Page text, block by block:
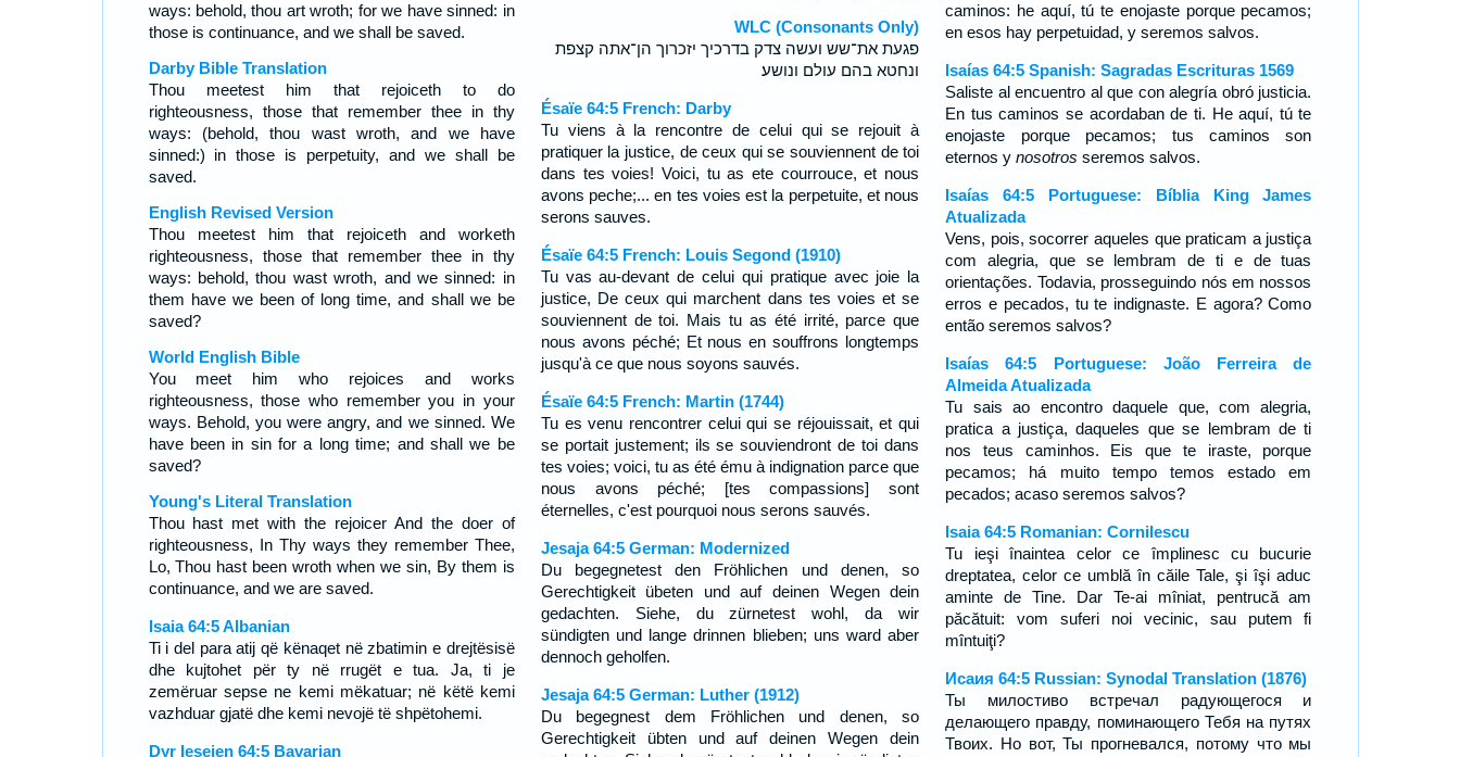
ways: behold, thou art wroth; for we have sinned: in
those is continuance, and we shall be saved.
Darby Bible Translation
Thou meetest him that rejoiceth to do
righteousness, those that remember thee in thy
ways: (behold, thou wast wroth, and we have
sinned:) in those is perpetuity, and we shall be
saved.
English Revised Version
Thou meetest him that rejoiceth and worketh
righteousness, those that remember thee in thy
ways: behold, thou wast wroth, and we sinned: in
them have we been of long time, and shall we be
saved?
World English Bible
You meet him who rejoices and works
righteousness, those who remember you in your
ways. Behold, you were angry, and we sinned. We
have been in sin for a long time; and shall we be
saved?
Young's Literal Translation
Thou hast met with the rejoicer And the doer of
righteousness, In Thy ways they remember Thee,
Lo, Thou hast been wroth when we sin, By them is
continuance, and we are saved.
Isaia 64:5 Albanian
Ti i del para atij që kënaqet në zbatimin e drejtësisë
dhe kujtohet për ty në rrugët e tua. Ja, ti je
zemëruar sepse ne kemi mëkatuar; në këtë kemi
vazhduar gjatë dhe kemi nevojë të shpëtohemi.
Dyr Ieseien 64:5 Bavarian
WLC (Consonants Only)
פגעת את־שש ועשה צדק בדרכיך יזכרוך הן־אתה קצפת
ונחטא בהם עולם ונושע׃
Ésaïe 64:5 French: Darby
Tu viens à la rencontre de celui qui se rejouit à
pratiquer la justice, de ceux qui se souviennent de toi
dans tes voies! Voici, tu as ete courrouce, et nous
avons peche;... en tes voies est la perpetuite, et nous
serons sauves.
Ésaïe 64:5 French: Louis Segond (1910)
Tu vas au-devant de celui qui pratique avec joie la
justice, De ceux qui marchent dans tes voies et se
souviennent de toi. Mais tu as été irrité, parce que
nous avons péché; Et nous en souffrons longtemps
jusqu'à ce que nous soyons sauvés.
Ésaïe 64:5 French: Martin (1744)
Tu es venu rencontrer celui qui se réjouissait, et qui
se portait justement; ils se souviendront de toi dans
tes voies; voici, tu as été ému à indignation parce que
nous avons péché; [tes compassions] sont
éternelles, c'est pourquoi nous serons sauvés.
Jesaja 64:5 German: Modernized
Du begegnetest den Fröhlichen und denen, so
Gerechtigkeit übeten und auf deinen Wegen dein
gedachten. Siehe, du zürnetest wohl, da wir
sündigten und lange drinnen blieben; uns ward aber
dennoch geholfen.
Jesaja 64:5 German: Luther (1912)
Du begegnest dem Fröhlichen und denen, so
Gerechtigkeit übten und auf deinen Wegen dein
caminos: he aquí, tú te enojaste porque pecamos;
en esos hay perpetuidad, y seremos salvos.
Isaías 64:5 Spanish: Sagradas Escrituras 1569
Saliste al encuentro al que con alegría obró justicia.
En tus caminos se acordaban de ti. He aquí, tú te
enojaste porque pecamos; tus caminos son
eternos ynosotros seremos salvos.
Isaías 64:5 Portuguese: Bíblia King James
Atualizada
Vens, pois, socorrer aqueles que praticam a justiça
com alegria, que se lembram de ti e de tuas
orientações. Todavia, prosseguindo nós em nossos
erros e pecados, tu te indignaste. E agora? Como
então seremos salvos?
Isaías 64:5 Portuguese: João Ferreira de
Almeida Atualizada
Tu sais ao encontro daquele que, com alegria,
pratica a justiça, daqueles que se lembram de ti
nos teus caminhos. Eis que te iraste, porque
pecamos; há muito tempo temos estado em
pecados; acaso seremos salvos?
Isaia 64:5 Romanian: Cornilescu
Tu ieşi înaintea celor ce împlinesc cu bucurie
dreptatea, celor ce umblă în căile Tale, şi îşi aduc
aminte de Tine. Dar Te-ai mîniat, pentrucă am
păcătuit: vom suferi noi vecinic, sau putem fi
mîntuiţi?
Исаия 64:5 Russian: Synodal Translation (1876)
Ты милостиво встречал радующегося и
делающего правду, поминающего Тебя на путях
Твоих. Но вот, Ты прогневался, потому что мы